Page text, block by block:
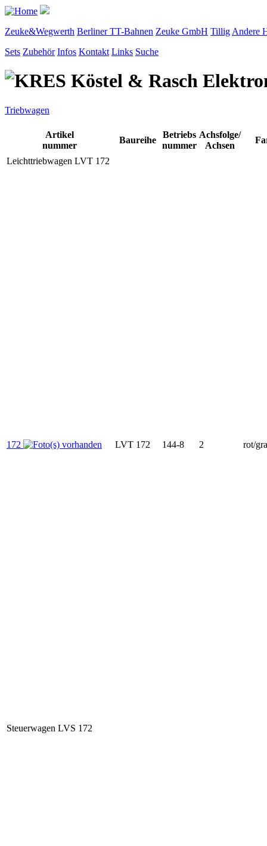
Zeuke&Wegwerth Berliner TT-Bahnen Zeuke GmbH Tillig Andere
Sets Zubehör Infos Kontakt Links Suche
Triebwagen
Artikel
nummer
Baureihe
Betriebs
nummer
Achsfolge/
Achsen
Leichttriebwagen LVT 172
172 LVT 172 144-8 2 rot/
Steuerwagen LVS 172